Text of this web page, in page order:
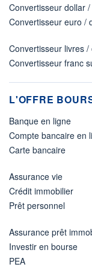
Convertisseur dollar
Convertisseur euro /
Convertisseur livres /
Convertisseur franc
L'OFFRE
Banque en ligne
Compte bancaire en
Carte bancaire
Assurance vie
Crédit immobilier
Prêt personnel
Assurance prêt
Investir en bourse
PEA